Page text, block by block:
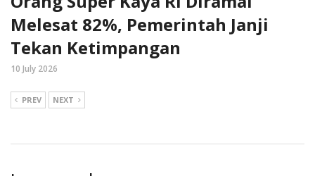
Melesat 82%, Pemerintah Janji
Tekan Ketimpangan
10 July 2026
PREV NEXT